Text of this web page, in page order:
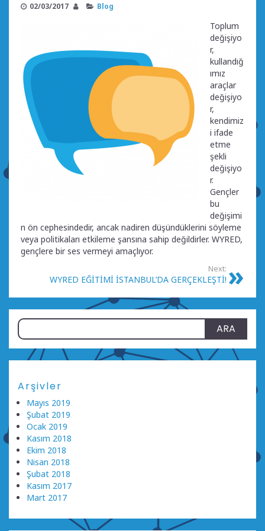
02/03/2017 Blog
Toplum
değişiyo
r,
kullandığ
ımız
araçlar
değişiyo
r,
kendimiz
i ifade
etme
şekli
değişiyo
r.
Gençler
bu
değişimi
n ön cephesindedir, ancak nadiren düşündüklerini söyleme
veya politikaları etkileme şansına sahip değildirler. WYRED,
gençlere bir ses vermeyi amaçlıyor.
Next:
WYRED EĞİTİMİ İSTANBUL’DA GERÇEKLEŞTİ!
Arama:
Arşivler
Mayıs 2019
Şubat 2019
Ocak 2019
Kasım 2018
Ekim 2018
Nisan 2018
Şubat 2018
Kasım 2017
Mart 2017